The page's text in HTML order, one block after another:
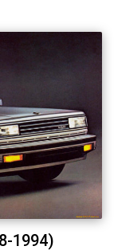
1994)